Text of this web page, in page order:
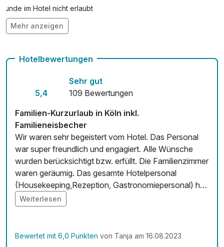
Hunde im Hotel nicht erlaubt
Auch vegetarische Speisen
Mit Hotelbar
Mehr anzeigen
Hotelbewertungen
5,4
Sehr gut
109 Bewertungen
Familien-Kurzurlaub in Köln inkl.
Familieneisbecher
Wir waren sehr begeistert vom Hotel. Das Personal
war super freundlich und engagiert. Alle Wünsche
wurden berücksichtigt bzw. erfüllt. Die Familienzimmer
waren geräumig. Das gesamte Hotelpersonal
(Housekeeping,Rezeption, Gastronomiepersonal) hat
einen super Job gemacht. Immer gerne wieder.
Weiterlesen
Bewertet mit 6,0 Punkten von Tanja am 16.08.2023